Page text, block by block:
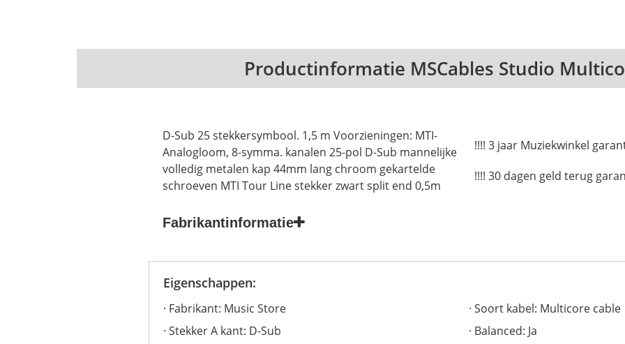
Productinformatie MSCables Studio
D-Sub 25 stekkersymbool. 1,5 m Voorzieningen: MTI-
Analogloom, 8-symma. kanalen 25-pol D-Sub mannelijke
volledig metalen kap 44mm lang chroom gekartelde
schroeven MTI Tour Line stekker zwart split end 0,5m
!!!! 3 jaar Muziekwinkel
!!!! 30 dagen geld terug
Fabrikantinformatie
Eigenschappen:
Fabrikant: Music Store
Stekker A kant: D-Sub
Soort kabel: Multicore cable
Balanced: Ja